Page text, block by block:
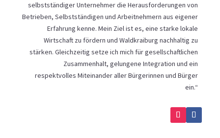
selbstständiger Unternehmer die Herausforderungen von
Betrieben, Selbstständigen und Arbeitnehmern aus eigener
Erfahrung kenne. Mein Ziel ist es, eine starke lokale
Wirtschaft zu fördern und Waldkraiburg nachhaltig zu
stärken. Gleichzeitig setze ich mich für gesellschaftlichen
Zusammenhalt, gelungene Integration und ein
respektvolles Miteinander aller Bürgerinnen und Bürger
ein.“